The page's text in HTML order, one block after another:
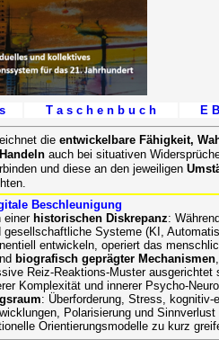
T a s c h e n b u c h E
die entwickelbare Fähigkeit,
Handeln auch bei situativen
und diese an den jeweiligen
Beschleunigung
einer historischen Diskrepanz:
Systeme (KI,
entwickeln, operiert das
biografisch geprägter Mechanismen
Reiz-Reaktions-Muster ausgerichtet
Komplexität und innerer Psycho-
: Überforderung, Stress, kognitiv-
Polarisierung und Sinnverlust
Orientierungsmodelle zu kurz